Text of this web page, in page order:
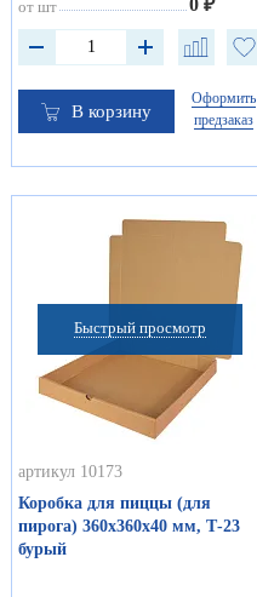
от шт 0 ₽
В корзину
Оформить
предзаказ
Быстрый просмотр
артикул 10173
Коробка для пиццы (для
пирога) 360х360х40 мм, Т-23
бурый